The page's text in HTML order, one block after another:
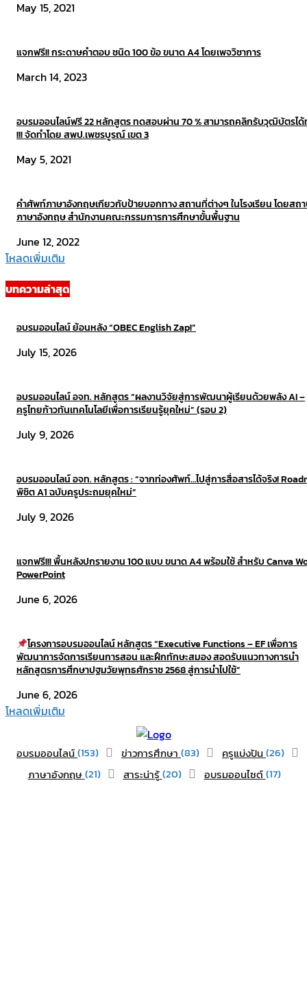
May 15, 2021
แจกฟรี!! กระดาษคำตอบ ชนิด 100 ข้อ ขนาด A4 โดยเพจวิชาการ
March 14, 2023
อบรมออนไลน์ฟรี 22 หลักสูตร ทดสอบผ่าน 70 % สามารถคลิกรับวุฒิบัตรไ
!!! จัดทำโดย สพป.เพชรบูรณ์ เขต 3
May 5, 2021
คำศัพท์ภาษาอังกฤษเกียวกับป้ายบอกทาง สถานที่ต่างๆ ในโรงเรียน โดยสถ
ภาษาอังกฤษ สำนักงานคณะกรรมการการศึกษาขั้นพื้นฐาน
June 12, 2022
โหลดเพิ่มเติม
บทความล่าสุด
อบรมออนไลน์ ย้อนหลัง “OBEC English Zap!”
July 15, 2026
อบรมออนไลน์ อจท. หลักสูตร “ผลงานวิจัยสู่การพัฒนาผู้เรียนด้วยพลัง AI –
ครูไทยก้าวทันเทคโนโลยีเพื่อการเรียนรู้ยุคใหม่” (รอบ 2)
July 9, 2026
อบรมออนไลน์ อจท. หลักสูตร : “จากท่องศัพท์…ไปสู่การสื่อสารได้จริง!
พิชิต A1 ฉบับครูประถมยุคใหม่”
July 9, 2026
แจกฟรี!!! พื้นหลังปกรายงาน 100 แบบ ขนาด A4 พร้อมใช้ สำหรับ Canva
PowerPoint
June 6, 2026
โครงการอบรมออนไลน์ หลักสูตร “Executive Functions – EF เพื่อการ
พัฒนาการจัดการเรียนการสอน และฝึกทักษะสมอง สอดรับแนวทางการนำ
หลักสูตรการศึกษาปฐมวัยพุทธศักราช 2568 สู่การนำไปใช้”​
June 6, 2026
โหลดเพิ่มเติม
อบรมออนไลน์(153) ข่าวการศึกษา (83) ครูแบ่งปัน(26)
ภาษาอังกฤษ(21) สาระน่ารู้(20) อบรมออนไซต์(17)